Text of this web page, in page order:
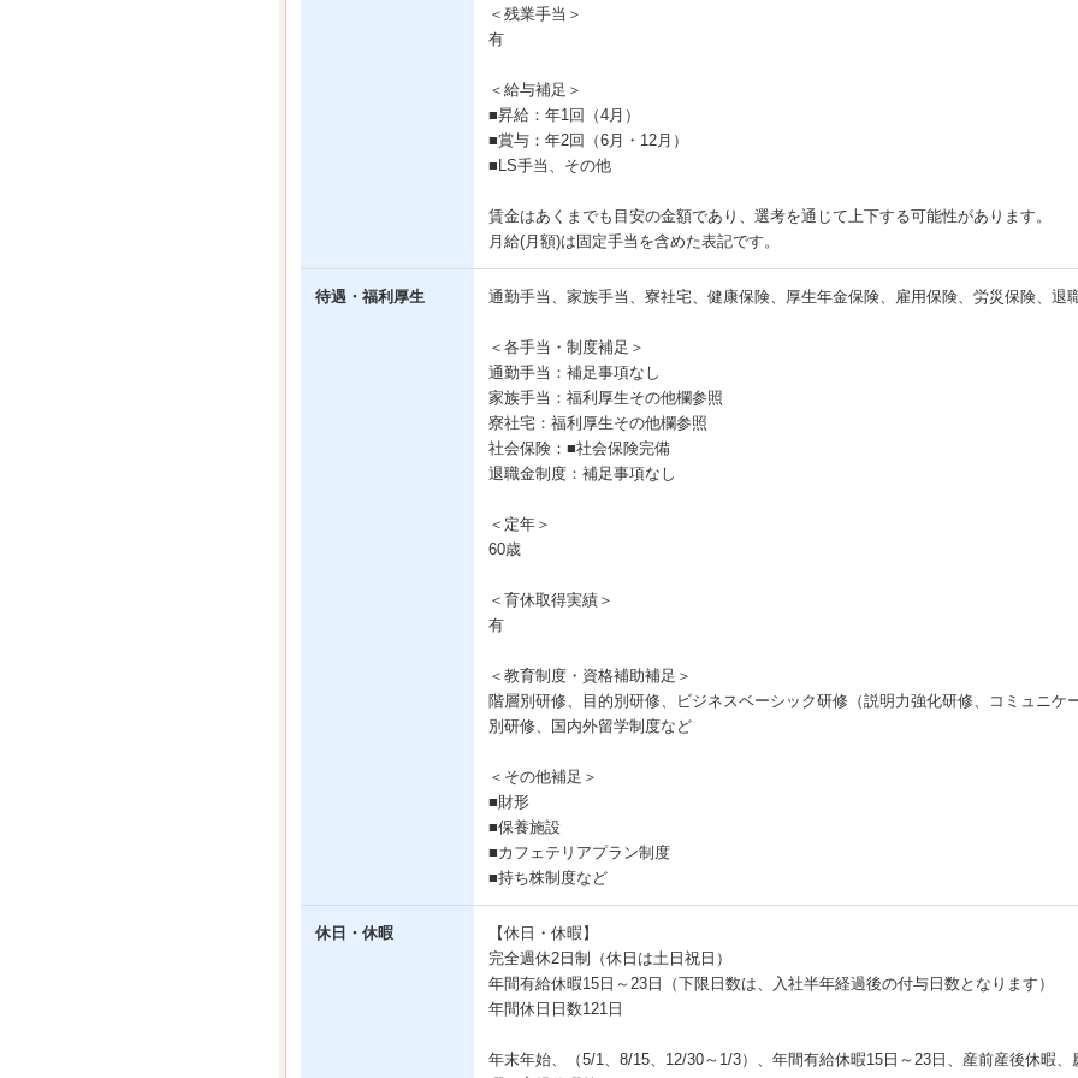
＜残業手当＞
有
＜給与補足＞
■昇給：年1回（4月）
■賞与：年2回（6月・12月）
■LS手当、その他
賃金はあくまでも目安の金額であり、選考を通じて上下する可能性があります。
月給(月額)は固定手当を含めた表記です。
待遇・福利厚生 通勤手当、家族手当、寮社宅、健康保険、厚生年金保険、雇用保険、労災保険、退
＜各手当・制度補足＞
通勤手当：補足事項なし
家族手当：福利厚生その他欄参照
寮社宅：福利厚生その他欄参照
社会保険：■社会保険完備
退職金制度：補足事項なし
＜定年＞
60歳
＜育休取得実績＞
有
＜教育制度・資格補助補足＞
階層別研修、目的別研修、ビジネスベーシック研修（説明力強化研修、コミュニケ
別研修、国内外留学制度など
＜その他補足＞
■財形
■保養施設
■カフェテリアプラン制度
■持ち株制度など
休日・休暇
【休日・休暇】
完全週休2日制（休日は土日祝日）
年間有給休暇15日～23日（下限日数は、入社半年経過後の付与日数となります）
年間休日日数121日
年末年始、（5/1、8/15、12/30～1/3）、年間有給休暇15日～23日、産前産後休暇